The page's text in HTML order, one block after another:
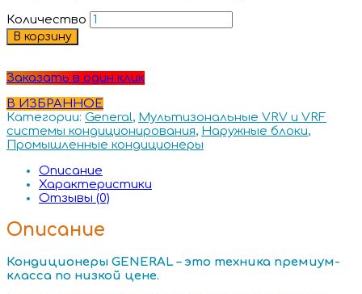
Количество
В корзину
Заказать в один клик
В ИЗБРАННОЕ
Категории: General, Мультизональные VRV и VRF
системы кондиционирования, Наружные блоки,
Промышленные кондиционеры
Описание
Характеристики
Отзывы (0)
Описание
Кондиционеры GENERAL – это техника премиум-
класса по низкой цене.